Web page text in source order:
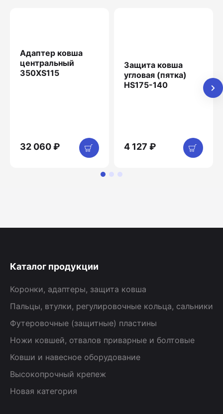
Адаптер ковша
центральный
350XS115
32 060 ₽
Защита ковша
угловая (пятка)
HS175-140
4 127 ₽
Каталог продукции
Коронки, адаптеры, защита ковша
Пальцы, втулки, регулировочные кольца, сальники
Футеровочные (защитные) пластины
Ножи ковшей, отвалов приварные и болтовые
Ковши и навесное оборудование
Высокопрочный крепеж
Новая категория